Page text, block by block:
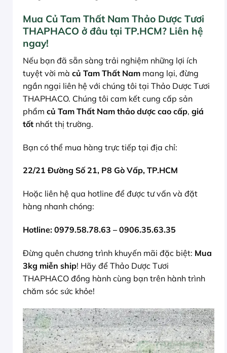
Mua Củ Tam Thất Nam Thảo Dược Tươi
THAPHACO ở đâu tại TP.HCM? Liên hệ
ngay!
Nếu bạn đã sẵn sàng trải nghiệm những lợi ích
tuyệt vời mà củ Tam Thất Nam mang lại, đừng
ngần ngại liên hệ với chúng tôi tại Thảo Dược Tươi
THAPHACO. Chúng tôi cam kết cung cấp sản
phẩm củ Tam Thất Nam thảo dược cao cấp, giá
tốt nhất thị trường.
Bạn có thể mua hàng trực tiếp tại địa chỉ:
22/21 Đường Số 21, P8 Gò Vấp, TP.HCM
Hoặc liên hệ qua hotline để được tư vấn và đặt
hàng nhanh chóng:
Hotline: 0979.58.78.63 – 0906.35.63.35
Đừng quên chương trình khuyến mãi đặc biệt: Mua
3kg miễn ship! Hãy để Thảo Dược Tươi
THAPHACO đồng hành cùng bạn trên hành trình
chăm sóc sức khỏe!